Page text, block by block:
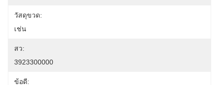
วัสดุขวด:
เช่น
สว:
3923300000
ข้อดี: